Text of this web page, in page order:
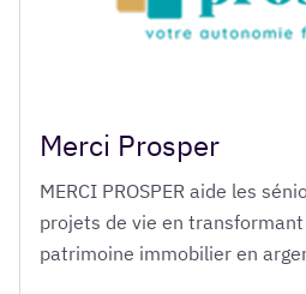
Merci Prosper
MERCI PROSPER aide les
projets de vie en
patrimoine immobilier en